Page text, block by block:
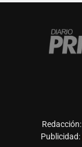
Redacción:
Publicidad: